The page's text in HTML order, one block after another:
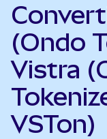
(Ondo
Vistra
VSTon)